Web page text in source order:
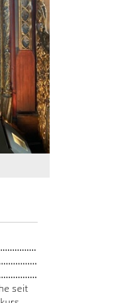
seit